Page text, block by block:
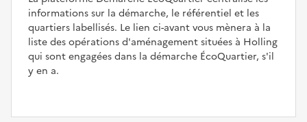
informations sur la démarche, le référentiel et les
quartiers labellisés. Le lien ci-avant vous mènera à la
liste des opérations d'aménagement situées à Holling
qui sont engagées dans la démarche ÉcoQuartier, s'il
y en a.